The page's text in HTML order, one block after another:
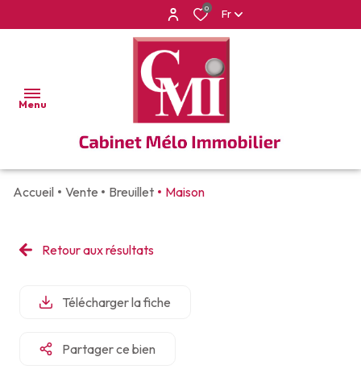
0 Fr
Menu
VENTES
APPARTEMENTS
ET
BIEN
Accueil Vente Breuillet Maison
Retour aux résultats
Télécharger la fiche
Partager ce bien